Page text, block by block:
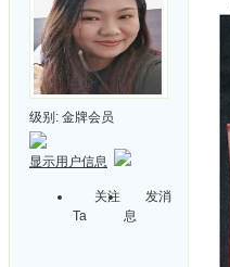
级别: 金牌会员
显示用户信息
关注
Ta
发消
息